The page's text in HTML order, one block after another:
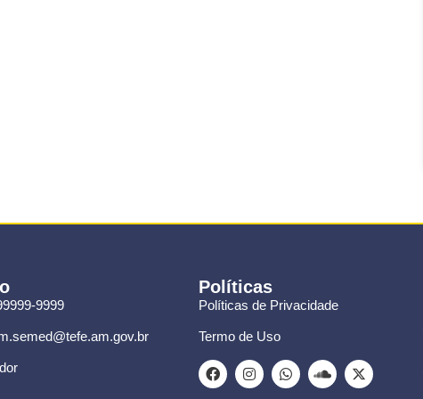
9999
Políticas
Políticas de Privacidade
Termo de Uso